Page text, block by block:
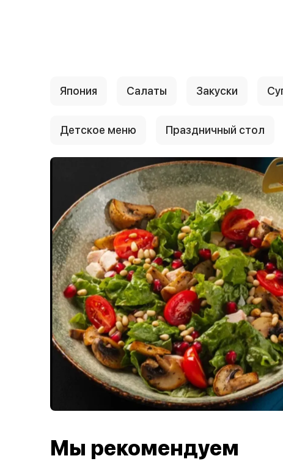
Япония Салаты Закуски
Детское меню Праздничный стол
Мы рекомендуем